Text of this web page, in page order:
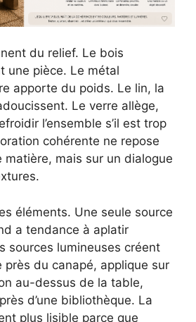
du relief. Le bois
une pièce. Le métal
apporte du poids. Le lin, la
Le verre allège,
l’ensemble s’il est trop
cohérente ne repose
matière, mais sur un dialogue
éléments. Une seule source
a tendance à aplatir
sources lumineuses créent
près du canapé, applique sur
au-dessus de la table,
d’une bibliothèque. La
plus lisible parce que